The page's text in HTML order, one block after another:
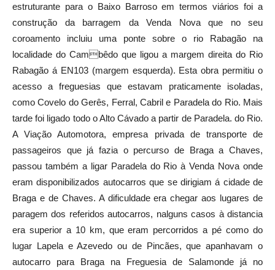
estruturante para o Baixo Barroso em termos viários foi a
construção da barragem da Venda Nova que no seu
coroamento incluiu uma ponte sobre o rio Rabagão na
localidade do Cambêdo que ligou a margem direita do Rio
Rabagão á EN103 (margem esquerda). Esta obra permitiu o
acesso a freguesias que estavam praticamente isoladas,
como Covelo do Gerês, Ferral, Cabril e Paradela do Rio. Mais
tarde foi ligado todo o Alto Cávado a partir de Paradela. do Rio.
A Viação Automotora, empresa privada de transporte de
passageiros que já fazia o percurso de Braga a Chaves,
passou também a ligar Paradela do Rio à Venda Nova onde
eram disponibilizados autocarros que se dirigiam á cidade de
Braga e de Chaves. A dificuldade era chegar aos lugares de
paragem dos referidos autocarros, nalguns casos à distancia
era superior a 10 km, que eram percorridos a pé como do
lugar Lapela e Azevedo ou de Pincães, que apanhavam o
autocarro para Braga na Freguesia de Salamonde já no